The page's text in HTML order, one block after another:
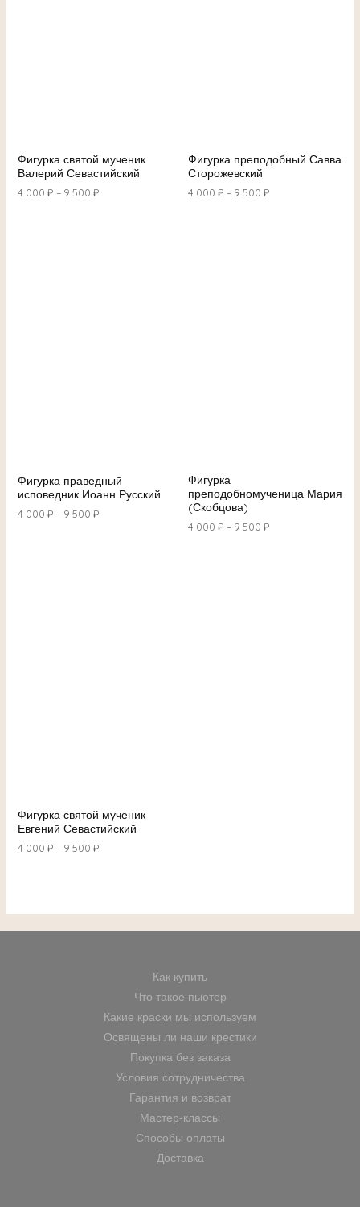
Фигурка святой мученик
Валерий Севастийский
4 000 ₽ – 9 500 ₽
Фигурка преподобный Савва
Сторожевский
4 000 ₽ – 9 500 ₽
Фигурка праведный
исповедник Иоанн Русский
4 000 ₽ – 9 500 ₽
Фигурка
преподобномученица Мария
(Скобцова)
4 000 ₽ – 9 500 ₽
Фигурка святой мученик
Евгений Севастийский
4 000 ₽ – 9 500 ₽
Как купить
Что такое пьютер
Какие краски мы используем
Освящены ли наши крестики
Покупка без заказа
Условия сотрудничества
Гарантия и возврат
Мастер-классы
Способы оплаты
Доставка